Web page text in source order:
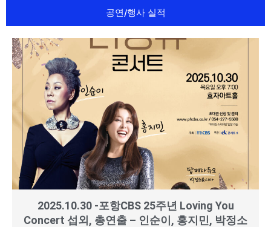
공연/행사 실적
2025.10.30 -포항CBS 25주년 Loving You
Concert 섭외, 총연출 – 인순이, 홍지민, 박정소